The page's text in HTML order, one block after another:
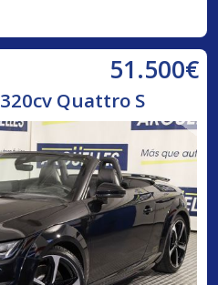
51.500€
Quattro S